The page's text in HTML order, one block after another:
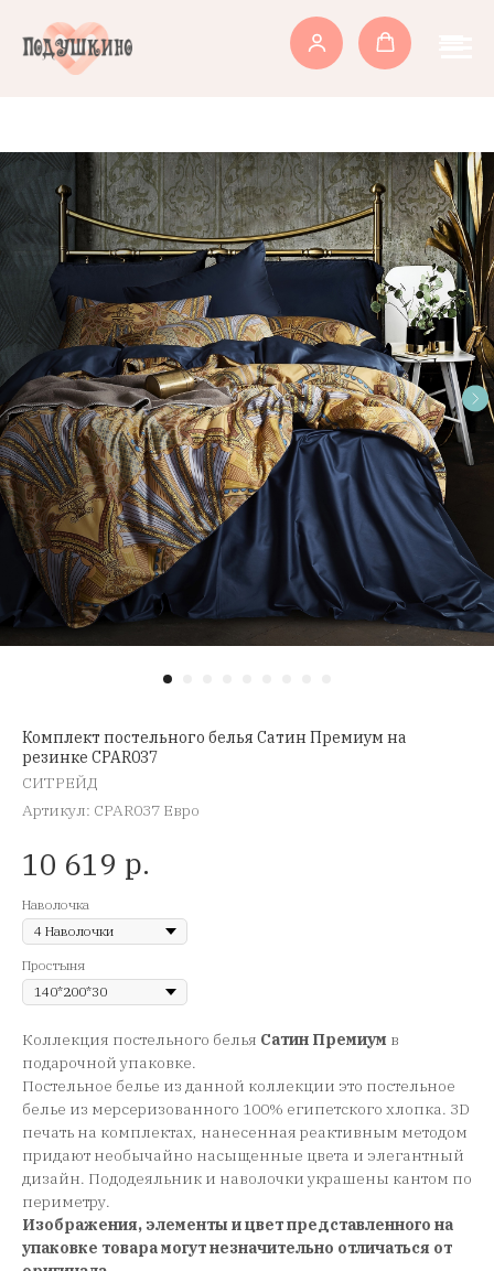
Комплект постельного белья Сатин Премиум на
резинке CPAR037
СИТРЕЙД
Артикул: CPAR037 Евро
10 619 р.
Наволочка
Простыня
Коллекция постельного белья Сатин Премиум в
подарочной упаковке.
Постельное белье из данной коллекции это постельное
белье из мерсеризованного 100% египетского хлопка. 3D
печать на комплектах, нанесенная реактивным методом
придают необычайно насыщенные цвета и элегантный
дизайн. Пододеяльник и наволочки украшены кантом по
периметру.
Изображения, элементы и цвет представленного на
упаковке товара могут незначительно отличаться от